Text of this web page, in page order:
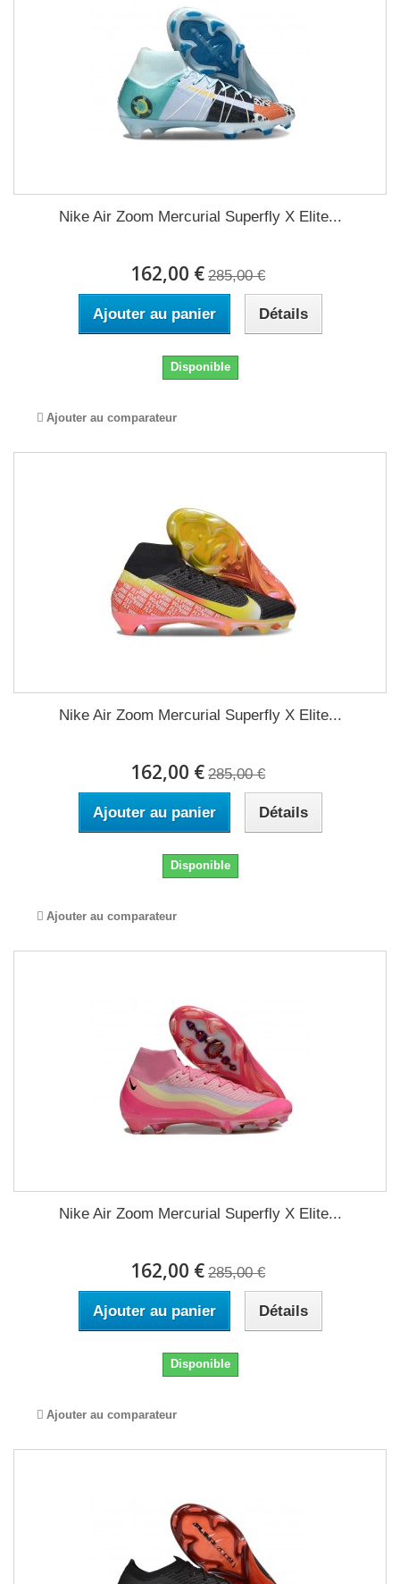
Nike Air Zoom Mercurial Superfly X Elite...
162,00 € 285,00 €
Ajouter au panier Détails
Disponible
Ajouter au comparateur
Nike Air Zoom Mercurial Superfly X Elite...
162,00 € 285,00 €
Ajouter au panier Détails
Disponible
Ajouter au comparateur
Nike Air Zoom Mercurial Superfly X Elite...
162,00 € 285,00 €
Ajouter au panier Détails
Disponible
Ajouter au comparateur